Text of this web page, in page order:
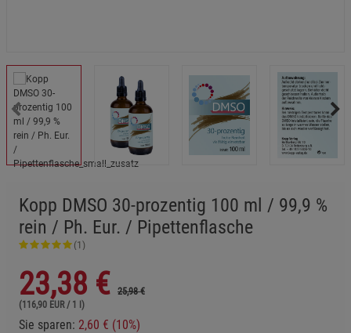
Kopp DMSO 30-prozentig 100 ml / 99,9 %
rein / Ph. Eur. / Pipettenflasche
(1)
23,38 €
25,98 €
(116,90 EUR / 1 l)
Sie sparen: 2,60 € (10%)